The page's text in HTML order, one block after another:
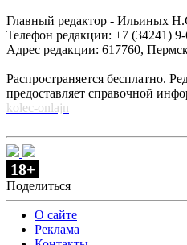
Главный редактор - Ильиных
Телефон редакции: +7 (34241)
Адрес редакции: 617760,
Распространяется бесплатно.
предоставляет справочной
kolec-onlajn
18+
Поделиться
О сайте
Реклама